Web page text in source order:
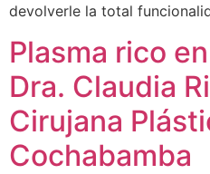
devolverle la total
Plasma rico
Dra. Claudia
Cirujana
Cochabamba